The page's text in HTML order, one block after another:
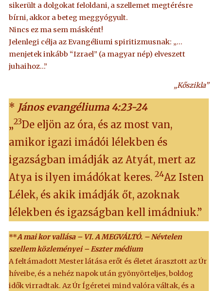
sikerült a dolgokat feloldani, a szellemet megtérésre
bírni, akkor a beteg meggyógyult.
Nincs ez ma sem másként!
Jelenlegi célja az Evangéliumi spiritizmusnak: „…
menjetek inkább “Izrael” (a magyar nép) elveszett
juhaihoz…”
„Kőszikla”
* János evangéliuma 4:23-24
„23De eljön az óra, és az most van,
amikor igazi imádói lélekben és
igazságban imádják az Atyát, mert az
Atya is ilyen imádókat keres.24Az Isten
Lélek, és akik imádják őt, azoknak
lélekben és igazságban kell imádniuk.”
**A mai kor vallása – VI. A MEGVÁLTÓ. – Névtelen
szellem közleményei – Eszter médium
A feltámadott Mester látása erőt és életet árasztott az Úr
híveibe, és a nehéz napok után gyönyörteljes, boldog
idők virradtak. Az Úr Ígéretei mind valóra váltak, és a